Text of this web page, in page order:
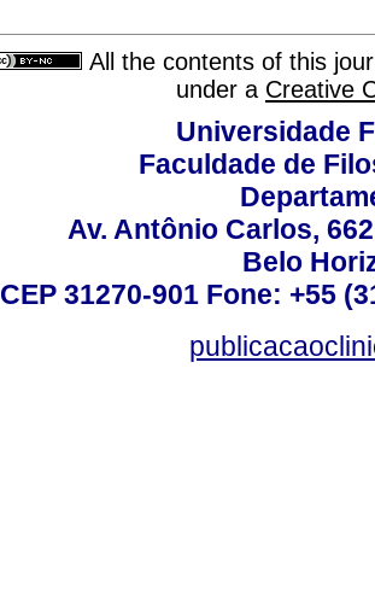
All the contents of this
under a Creative
Universidade
Faculdade de
Av. Antônio Carlos,
Belo
CEP 31270-901 Fone: +55